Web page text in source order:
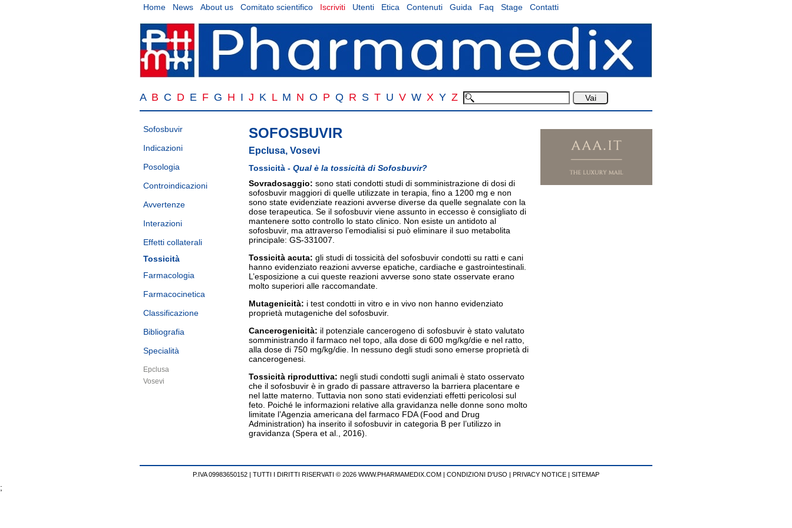
Home News About us Comitato scientifico Iscriviti Utenti Etica Contenuti Guida Faq Stage Contatti
A B C D E F G H I J K L M N O P Q R S T U V W X Y Z
Sofosbuvir
Indicazioni
Posologia
Controindicazioni
Avvertenze
Interazioni
Effetti collaterali
Tossicità
Farmacologia
Farmacocinetica
Classificazione
Bibliografia
Specialità
Epclusa
Vosevi
SOFOSBUVIR
Epclusa, Vosevi
Tossicità - Qual è la tossicità di Sofosbuvir?
Sovradosaggio: sono stati condotti studi di somministrazione di dosi di
sofosbuvir maggiori di quelle utilizzate in terapia, fino a 1200 mg e non
sono state evidenziate reazioni avverse diverse da quelle segnalate con la
dose terapeutica. Se il sofosbuvir viene assunto in eccesso è consigliato di
mantenere sotto controllo lo stato clinico. Non esiste un antidoto al
sofosbuvir, ma attraverso l’emodialisi si può eliminare il suo metabolita
principale: GS-331007.
Tossicità acuta: gli studi di tossicità del sofosbuvir condotti su ratti e cani
hanno evidenziato reazioni avverse epatiche, cardiache e gastrointestinali.
L’esposizione a cui queste reazioni avverse sono state osservate erano
molto superiori alle raccomandate.
Mutagenicità: i test condotti in vitro e in vivo non hanno evidenziato
proprietà mutageniche del sofosbuvir.
Cancerogenicità: il potenziale cancerogeno di sofosbuvir è stato valutato
somministrando il farmaco nel topo, alla dose di 600 mg/kg/die e nel ratto,
alla dose di 750 mg/kg/die. In nessuno degli studi sono emerse proprietà di
cancerogenesi.
Tossicità riproduttiva: negli studi condotti sugli animali è stato osservato
che il sofosbuvir è in grado di passare attraverso la barriera placentare e
nel latte materno. Tuttavia non sono stati evidenziati effetti pericolosi sul
feto. Poiché le informazioni relative alla gravidanza nelle donne sono molto
limitate l’Agenzia americana del farmaco FDA (Food and Drug
Administration) ha inserito il sofosbuvir in categoria B per l’utilizzo in
gravidanza (Spera et al., 2016).
P.IVA 09983650152 | TUTTI I DIRITTI RISERVATI © 2026 WWW.PHARMAMEDIX.COM | CONDIZIONI D'USO | PRIVACY NOTICE | SITEMAP
;